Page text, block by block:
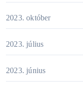
2023. október
2023. július
2023. június